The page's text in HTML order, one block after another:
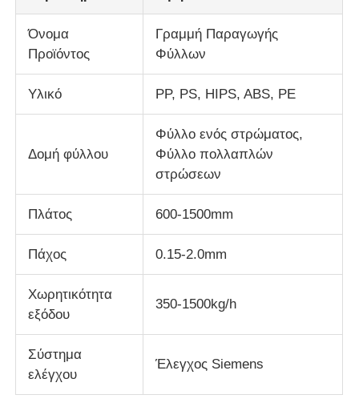
Αρχική σελίδα
Προϊόντα
Σχετικά με εμάς
Επισκέψεις στο εργοστάσιο
Έλεγχος Ποιότητας
Επικοινωνήστε μαζί μας
Ειδήσεις
Υποθέσεις
Όνομα
Προϊόντος
Γραμμή Παραγωγής
Φύλλων
Υλικό PP, PS, HIPS, ABS, PE
Δομή φύλλου
Φύλλο ενός στρώματος,
Φύλλο πολλαπλών
στρώσεων
Πλάτος 600-1500mm
Πάχος 0.15-2.0mm
Χωρητικότητα
εξόδου
350-1500kg/h
Σύστημα
ελέγχου
Έλεγχος Siemens